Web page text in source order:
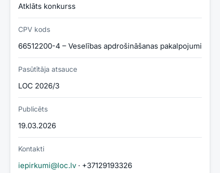
Atklāts konkurss
CPV kods
66512200-4 – Veselības apdrošināšanas pakalpojumi
Pasūtītāja atsauce
LOC 2026/3
Publicēts
19.03.2026
Kontakti
iepirkumi@loc.lv · +37129193326